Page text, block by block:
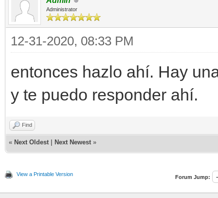
Administrator
12-31-2020, 08:33 PM
entonces hazlo ahí. Hay
y te puedo responder ahí.
Find
« Next Oldest Next Newest »
View a Printable Version Forum Jump: